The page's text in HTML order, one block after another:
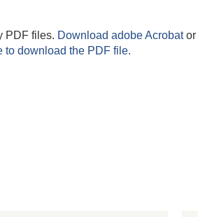
PDF files. Download adobe Acrobator
to download the PDF file.